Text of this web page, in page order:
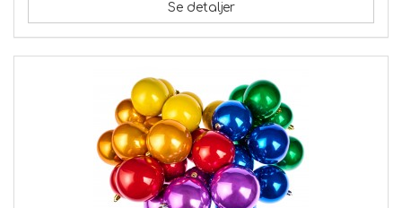
Se detaljer